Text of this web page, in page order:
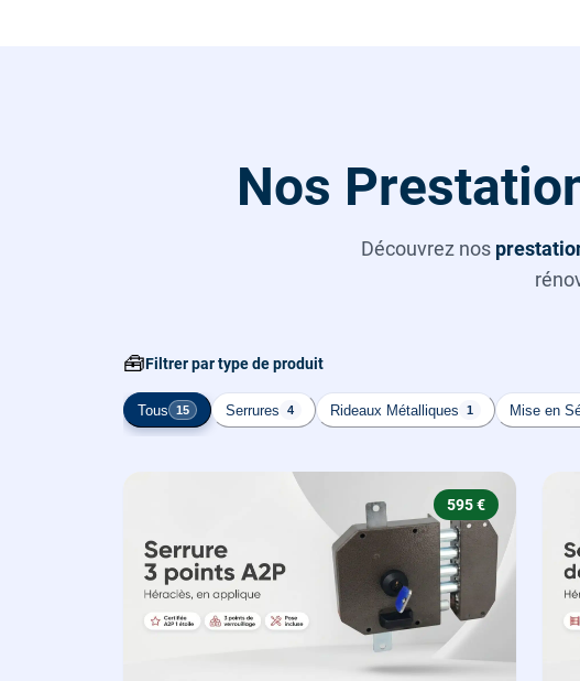
Nos
Découvrez nos
🧰Filtrer par type de produit
Tous 15 Serrures 4 Rideaux Métalliques 1 Mise en
595 €